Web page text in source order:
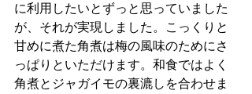
に利用したいとずっと思っていました
が、それが実現しました。こっくりと
甘めに煮た角煮は梅の風味のためにさ
っぱりといただけます。和食ではよく
角煮とジャガイモの裏漉しを合わせま